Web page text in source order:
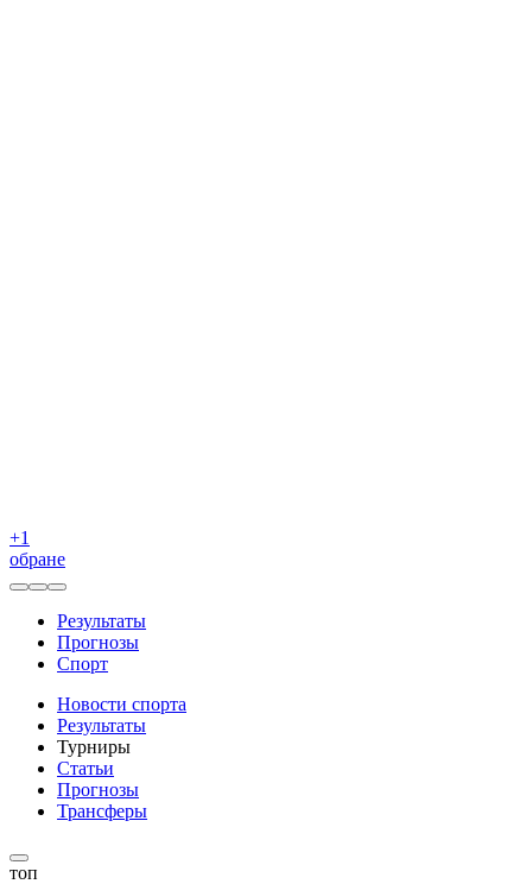
+1
обране
Результаты
Прогнозы
Спорт
Новости спорта
Результаты
Турниры
Статьи
Прогнозы
Трансферы
топ